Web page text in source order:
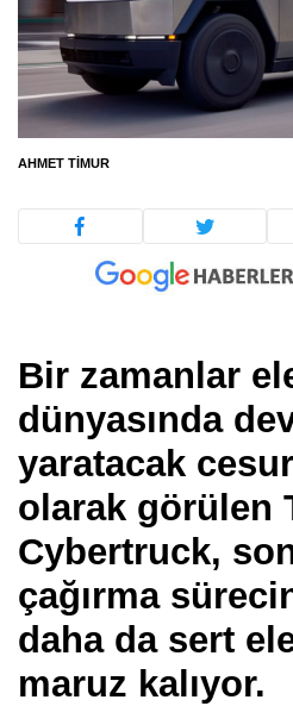
AHMET TIMUR
Bir zamanlar
dünyasında
yaratacak
olarak görülen
Cybertruck,
çağırma
daha da sert
maruz kalıyor.